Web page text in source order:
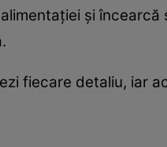
și
fiecare detaliu, iar